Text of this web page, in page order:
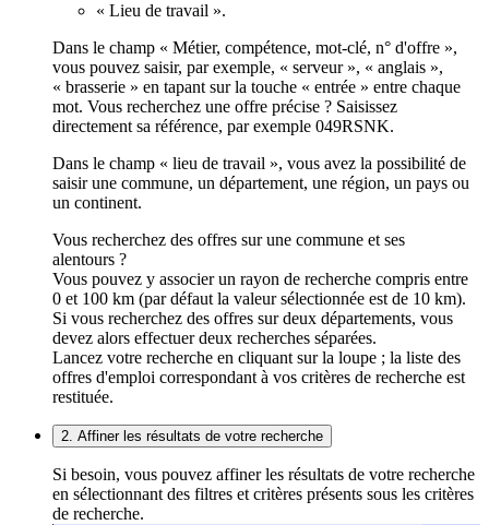
« Lieu de travail ».
Dans le champ « Métier, compétence, mot-clé, n° d'offre »,
vous pouvez saisir, par exemple, « serveur », « anglais »,
« brasserie » en tapant sur la touche « entrée » entre chaque
mot. Vous recherchez une offre précise ? Saisissez
directement sa référence, par exemple 049RSNK.
Dans le champ « lieu de travail », vous avez la possibilité de
saisir une commune, un département, une région, un pays ou
un continent.
Vous recherchez des offres sur une commune et ses
alentours ?
Vous pouvez y associer un rayon de recherche compris entre
0 et 100 km (par défaut la valeur sélectionnée est de 10 km).
Si vous recherchez des offres sur deux départements, vous
devez alors effectuer deux recherches séparées.
Lancez votre recherche en cliquant sur la loupe ; la liste des
offres d'emploi correspondant à vos critères de recherche est
restituée.
2. Affiner les résultats de votre recherche
Si besoin, vous pouvez affiner les résultats de votre recherche
en sélectionnant des filtres et critères présents sous les critères
de recherche.